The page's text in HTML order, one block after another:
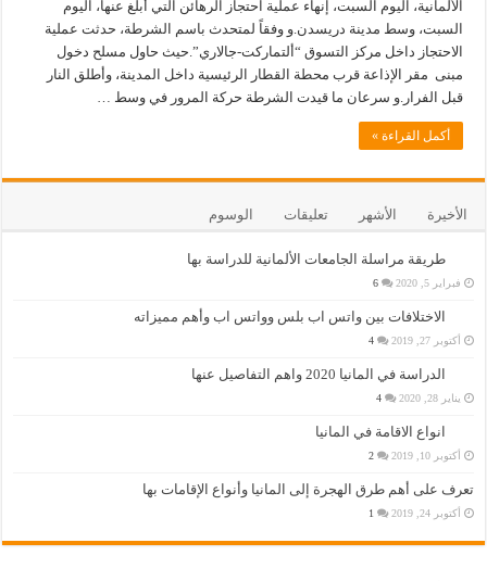
الألمانية، اليوم السبت، إنهاء عملية احتجاز الرهائن التي أبلغ عنها، اليوم
السبت، وسط مدينة دريسدن.و وفقاً لمتحدث باسم الشرطة، حدثت عملية
الاحتجاز داخل مركز التسوق “ألتماركت-جالاري”.حيث حاول مسلح دخول
مبنى مقر الإذاعة قرب محطة القطار الرئيسية داخل المدينة، وأطلق النار
قبل الفرار.و سرعان ما قيدت الشرطة حركة المرور في وسط …
أكمل القراءة »
الأخيرة الأشهر تعليقات الوسوم
طريقة مراسلة الجامعات الألمانية للدراسة بها
فبراير 5, 2020 6
الاختلافات بين واتس اب بلس وواتس اب وأهم مميزاته
أكتوبر 27, 2019 4
الدراسة في المانيا 2020 واهم التفاصيل عنها
يناير 28, 2020 4
انواع الاقامة في المانيا
أكتوبر 10, 2019 2
تعرف على أهم طرق الهجرة إلى المانيا وأنواع الإقامات بها
أكتوبر 24, 2019 1